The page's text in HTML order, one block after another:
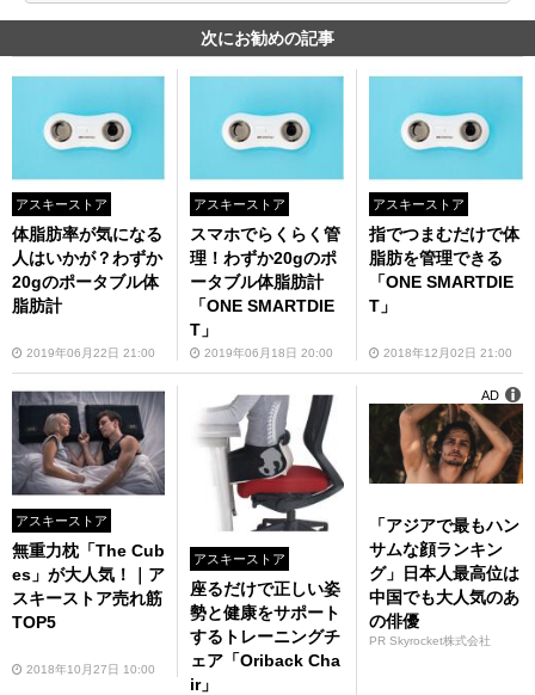
次にお勧めの記事
アスキーストア
体脂肪率が気になる
人はいかが？わずか
20gのポータブル体
脂肪計
2019年06月22日 21:00
アスキーストア
スマホでらくらく管
理！わずか20gのポ
ータブル体脂肪計
「ONE SMARTDIE
T」
2019年06月18日 20:00
アスキーストア
指でつまむだけで体
脂肪を管理できる
「ONE SMARTDIE
T」
2018年12月02日 21:00
アスキーストア
無重力枕「The Cub
es」が大人気！｜ア
スキーストア売れ筋
TOP5
2018年10月27日 10:00
アスキーストア
座るだけで正しい姿
勢と健康をサポート
するトレーニングチ
ェア「Oriback Cha
ir」
「アジアで最もハン
サムな顔ランキン
グ」日本人最高位は
中国でも大人気のあ
の俳優
PR Skyrocket株式会社
AD